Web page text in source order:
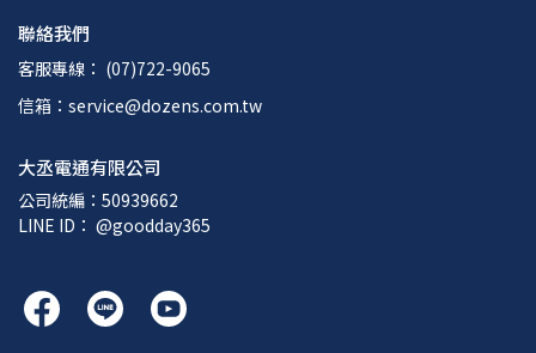
聯絡我們
客服專線： (07)722-9065
信箱：service@dozens.com.tw
大丞電通有限公司
公司統編：50939662
LINE ID： @goodday365